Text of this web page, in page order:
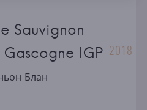
Sauvignon
IGP 2018
Блан